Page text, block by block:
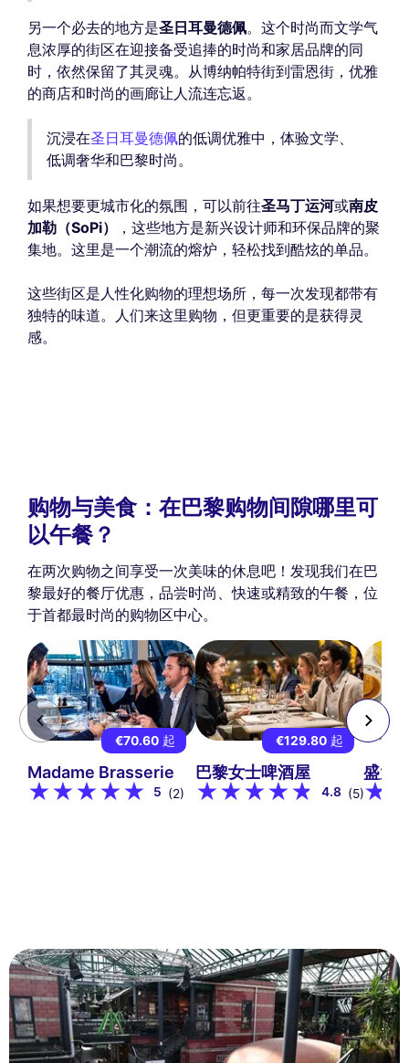
另一个必去的地方是圣日耳曼德佩。这个时尚而文学气
息浓厚的街区在迎接备受追捧的时尚和家居品牌的同
时，依然保留了其灵魂。从博纳帕特街到雷恩街，优雅
的商店和时尚的画廊让人流连忘返。
沉浸在圣日耳曼德佩的低调优雅中，体验文学、
低调奢华和巴黎时尚。
如果想要更城市化的氛围，可以前往圣马丁运河或南皮
加勒（SoPi）
，这些地方是新兴设计师和环保品牌的聚
集地。这里是一个潮流的熔炉，轻松找到酷炫的单品。
这些街区是人性化购物的理想场所，每一次发现都带有
独特的味道。人们来这里购物，但更重要的是获得灵
感。
购物与美食：在巴黎购物间隙哪里可
以午餐？
在两次购物之间享受一次美味的休息吧！发现我们在巴
黎最好的餐厅优惠，品尝时尚、快速或精致的午餐，位
于首都最时尚的购物区中心。
€70.60 起
Madame Brasserie
5 (2)
€129.80 起
巴黎女士啤酒屋
4.8 (5)
盛大